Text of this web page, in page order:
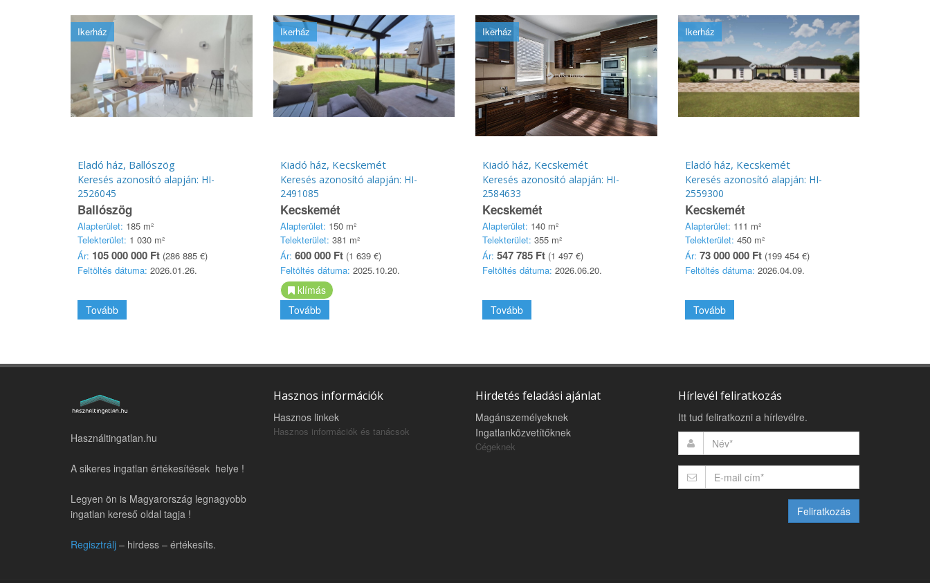
Ikerház
Eladó ház, Ballószög
Keresés azonosító alapján: HI-
2526045
Ballószög
Alapterület: 185 m²
Telekterület: 1 030 m²
Ár: 105 000 000 Ft (286 885 €)
Feltöltés dátuma: 2026.01.26.
Tovább
Ikerház
Kiadó ház, Kecskemét
Keresés azonosító alapján: HI-
2491085
Kecskemét
Alapterület: 150 m²
Telekterület: 381 m²
Ár: 600 000 Ft(1 639 €)
Feltöltés dátuma: 2025.10.20.
klímás
Tovább
Ikerház
Kiadó ház, Kecskemét
Keresés azonosító alapján: HI-
2584633
Kecskemét
Alapterület: 140 m²
Telekterület: 355 m²
Ár: 547 785 Ft (1 497 €)
Feltöltés dátuma: 2026.06.20.
Tovább
Ikerház
Eladó ház, Kecskemét
Keresés azonosító alapján: HI-
2559300
Kecskemét
Alapterület: 111 m²
Telekterület: 450 m²
Ár: 73 000 000 Ft(199 454 €)
Feltöltés dátuma: 2026.04.09.
Tovább
Használtingatlan.hu
A sikeres ingatlan értékesítések helye !
Legyen ön is Magyarország legnagyobb
ingatlan kereső oldal tagja !
Regisztrálj – hirdess – értékesíts.
Hasznos információk
Hasznos linkek
Hasznos információk és tanácsok
Hirdetés feladási ajánlat
Magánszemélyeknek
Ingatlanközvetítőknek
Cégeknek
Hírlevél feliratkozás
Itt tud feliratkozni a hírlevélre.
Feliratkozás